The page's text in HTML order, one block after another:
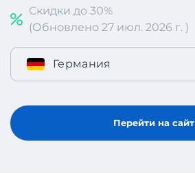
Скидки до 30%
(Обновлено 27 июл. 2026 г. )
Германия
Перейти на сайт